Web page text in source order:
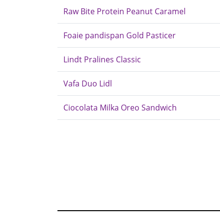
Raw Bite Protein Peanut Caramel
Foaie pandispan Gold Pasticer
Lindt Pralines Classic
Vafa Duo Lidl
Ciocolata Milka Oreo Sandwich